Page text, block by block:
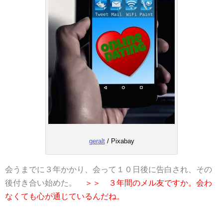
geralt/ Pixabay
会うまでに３年かかり、会って１０日後に告白され、その
後付き合い始めた。
＞＞ ３年間のメル友ですか。会わ
なくても心が通じているんだね。